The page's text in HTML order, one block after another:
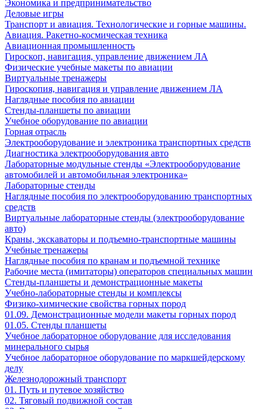
Экономика и предпринимательство
Деловые игры
Транспорт и авиация. Технологические и горные машины.
Авиация. Ракетно-космическая техника
Авиационная промышленность
Гироскоп, навигация, управление движением ЛА
Физические учебные макеты по авиации
Виртуальные тренажеры
Гироскопия, навигация и управление движением ЛА
Наглядные пособия по авиации
Стенды-планшеты по авиации
Учебное оборудование по авиации
Горная отрасль
Электрооборудование и электроника транспортных средств
Диагностика электрооборудования авто
Лабораторные модульные стенды «Электрооборудование
автомобилей и автомобильная электроника»
Лабораторные стенды
Наглядные пособия по электрооборудованию транспортных
средств
Виртуальные лабораторные стенды (электрооборудование
авто)
Краны, экскаваторы и подъемно-транспортные машины
Учебные тренажеры
Наглядные пособия по кранам и подъемной технике
Рабочие места (имитаторы) операторов специальных машин
Стенды-планшеты и демонстрационные макеты
Учебно-лабораторные стенды и комплексы
Физико-химические свойства горных пород
01.09. Демонстрационные модели макеты горных пород
01.05. Стенды планшеты
Учебное лабораторное оборудование для исследования
минерального сырья
Учебное лабораторное оборудование по маркшейдерскому
делу
Железнодорожный транспорт
01. Путь и путевое хозяйство
02. Тяговый подвижной состав